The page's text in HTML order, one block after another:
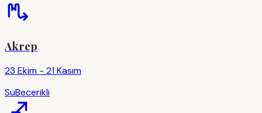
Akrep
23 Ekim - 21 Kasım
SuBecerikli